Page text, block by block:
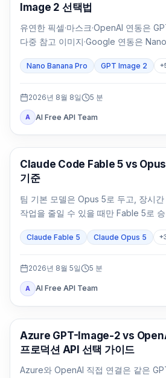
Image 2 선택법
유연한 픽셀·마스크·OpenAI 연동은
다중 참고 이미지·Google 연동은
다 검수합니다.
Nano Banana Pro GPT Image 2 +
2026년 8월 8일 5 분
A AI Free API Team
Claude Code
Claude Code Fable 5 vs Opus
기준
팀 기본 모델은 Opus 5로 두고, 장시
작업을 줄일 수 있을 때만 Fable 5로
Claude Fable 5 Claude Opus 5 +
2026년 8월 5일 5 분
A AI Free API Team
AI 이미지 생성
Azure GPT-Image-2 vs
프로덕션 API 선택 가이드
Azure와 OpenAI 직접 연결은 같은